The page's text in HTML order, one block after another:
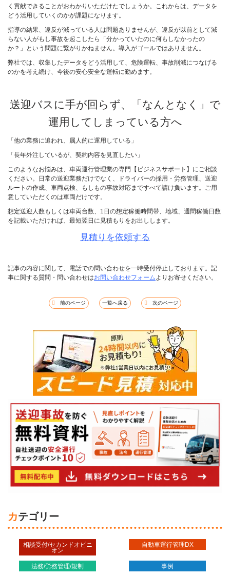
く貢献できることがおわかりいただけたでしょうか。これからは、データを
どう活用していくのかが課題になります。
指導の結果、違反が減っている人は問題ありませんが、違反が以前として減
らない人がもし事故を起こしたら「分かっていたのに何もしなかったの
か？」という問題に繋がりかねません。導入がゴールではありません。
弊社では、収集したデータをどう活用して、危険運転、事故削減につなげる
のかを考え続け、今後の安心安全な運転に勤めます。
送迎バスに手が回らず、「なんとなく」で
運用してしまっている方へ
「他の業務に追われ、属人的に運用している」
「長年外注しているが、契約内容を見直したい」
このようなお悩みは、車両運行管理業の専門【ビジネスサポート】にご相談
ください。日常の送迎業務だけでなく、ドライバーの採用・労務管理、送迎
ルートの作成、車両点検、もしもの事故対応まですべて請け負います。ご用
意していただくのは車両だけです。
想定送迎人数もしくは車両台数、1日の想定稼働時間帯、地域、週間稼働日数
を記載いただければ、最短翌日に見積もりをお出しします。
見積りを依頼する
記事の内容に関して、電話での問い合わせを一時受付停止しております。記
事に関する質問・問い合わせはお問い合わせフォーム よりお寄せください。
前のページ 一覧へ戻る 次のページ
カテゴリー
相談受付/セカンドオピニ
オン
自動車運行管理DX
法務/労務管理/規制 事例